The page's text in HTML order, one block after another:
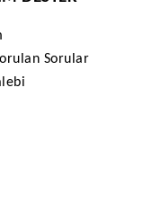
Sorular